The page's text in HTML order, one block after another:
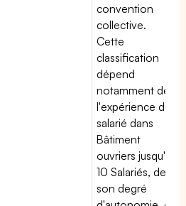
convention
collective.
Cette
classification
dépend
notamment de
l'expérience du
salarié dans
Bâtiment
ouvriers jusqu'à
10 Salariés, de
son degré